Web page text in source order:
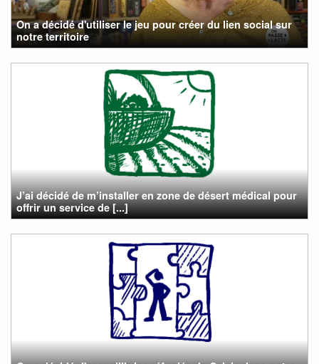
On a décidé d'utiliser le jeu pour créer du lien social sur
notre territoire
J’ai décidé de m’installer en zone de désert médical pour
offrir un service de [...]